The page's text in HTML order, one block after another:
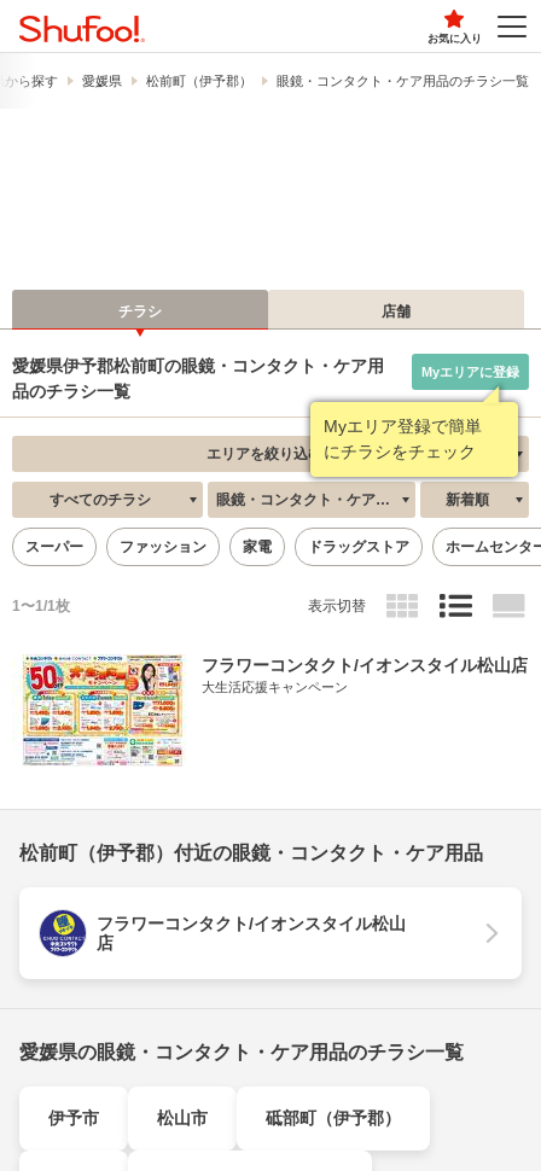
お気に入り
から探す 愛媛県 松前町（伊予郡） 眼鏡・コンタクト・ケア用品のチラシ一覧
チラシ 店舗
愛媛県伊予郡松前町の眼鏡・コンタクト・ケア用
品のチラシ一覧
Myエリア登録で簡単
にチラシをチェック
Myエリアに登録
エリアを絞り込む
すべてのチラシ 眼鏡・コンタクト・ケア用品 新着順
スーパー ファッション 家電 ドラッグストア ホームセンタ
1〜1/1枚 表示切替
フラワーコンタクト/イオンスタイル松山店
大生活応援キャンペーン
松前町（伊予郡）付近の眼鏡・コンタクト・ケア用品
フラワーコンタクト/イオンスタイル松山
店
愛媛県の眼鏡・コンタクト・ケア用品のチラシ一覧
伊予市 松山市 砥部町（伊予郡）